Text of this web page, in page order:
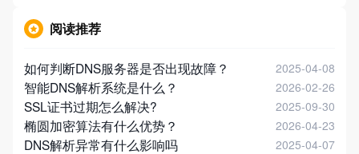
阅读推荐
如何判断DNS服务器是否出现故障？ 2025-04-08
智能DNS解析系统是什么？ 2026-02-26
SSL证书过期怎么解决? 2025-09-30
椭圆加密算法有什么优势？ 2026-04-23
DNS解析异常有什么影响吗 2025-04-07